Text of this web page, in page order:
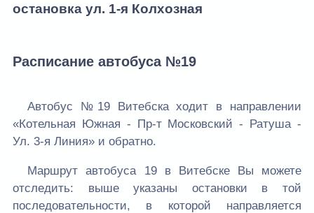
остановка ул. 1-я Колхозная
Расписание автобуса №19
Автобус №19 Витебска ходит в направлении
«Котельная Южная - Пр-т Московский - Ратуша -
Ул. 3-я Линия» и обратно.
Маршрут автобуса 19 в Витебске Вы можете
отследить: выше указаны остановки в той
последовательности, в которой направляется